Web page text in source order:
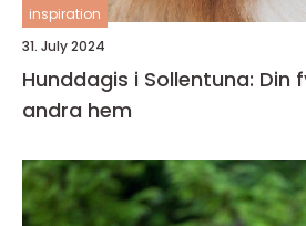
inspiration
31. July 2024
Hunddagis i Sollentuna: Din
andra hem